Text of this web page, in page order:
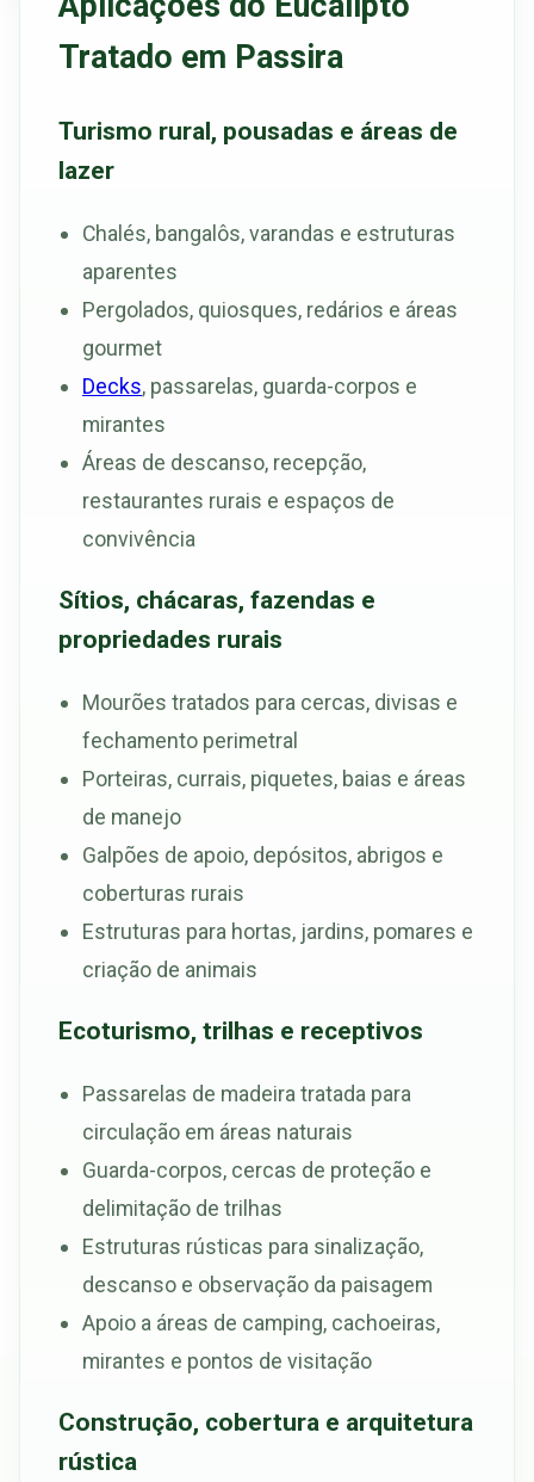
Tratado em Passira
Turismo rural, pousadas e áreas de
lazer
Chalés, bangalôs, varandas e estruturas
aparentes
Pergolados, quiosques, redários e áreas
gourmet
Decks, passarelas, guarda-corpos e
mirantes
Áreas de descanso, recepção,
restaurantes rurais e espaços de
convivência
Sítios, chácaras, fazendas e
propriedades rurais
Mourões tratados para cercas, divisas e
fechamento perimetral
Porteiras, currais, piquetes, baias e áreas
de manejo
Galpões de apoio, depósitos, abrigos e
coberturas rurais
Estruturas para hortas, jardins, pomares e
criação de animais
Ecoturismo, trilhas e receptivos
Passarelas de madeira tratada para
circulação em áreas naturais
Guarda-corpos, cercas de proteção e
delimitação de trilhas
Estruturas rústicas para sinalização,
descanso e observação da paisagem
Apoio a áreas de camping, cachoeiras,
mirantes e pontos de visitação
Construção, cobertura e arquitetura
rústica